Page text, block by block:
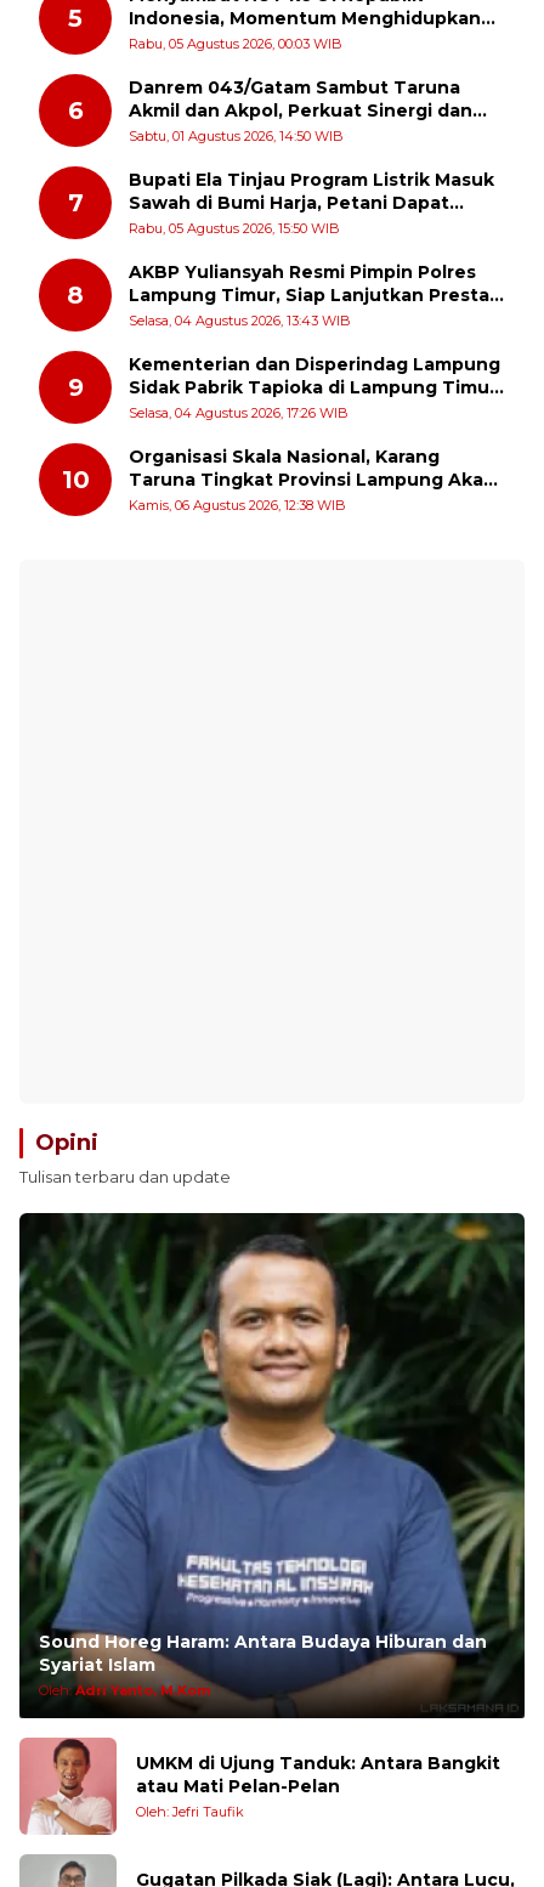
5
Indonesia, Momentum Menghidupkan
Kembali Semangat Juang Para Pahlawan
Rabu, 05 Agustus 2026, 00:03 WIB
6
Danrem 043/Gatam Sambut Taruna
Akmil dan Akpol, Perkuat Sinergi dan
Pengabdian untuk Masyarakat
Sabtu, 01 Agustus 2026, 14:50 WIB
7
Bupati Ela Tinjau Program Listrik Masuk
Sawah di Bumi Harja, Petani Dapat
Subsidi Pemasangan KWH
Rabu, 05 Agustus 2026, 15:50 WIB
8
AKBP Yuliansyah Resmi Pimpin Polres
Lampung Timur, Siap Lanjutkan Prestasi
Gemilang AKBP Heti Patmawati
Selasa, 04 Agustus 2026, 13:43 WIB
9
Kementerian dan Disperindag Lampung
Sidak Pabrik Tapioka di Lampung Timur,
PPUKI Apresiasi Langkah Pengawasan
Selasa, 04 Agustus 2026, 17:26 WIB
10
Organisasi Skala Nasional, Karang
Taruna Tingkat Provinsi Lampung Akan
Melakukan Temu Karya pada tanggal 7
Kamis, 06 Agustus 2026, 12:38 WIB
Opini
Tulisan terbaru dan update
Sound Horeg Haram: Antara Budaya Hiburan dan
Syariat Islam
Oleh:Adri Yanto, M.Kom
UMKM di Ujung Tanduk: Antara Bangkit
atau Mati Pelan-Pelan
Oleh: Jefri Taufik
Gugatan Pilkada Siak (Lagi): Antara Lucu,